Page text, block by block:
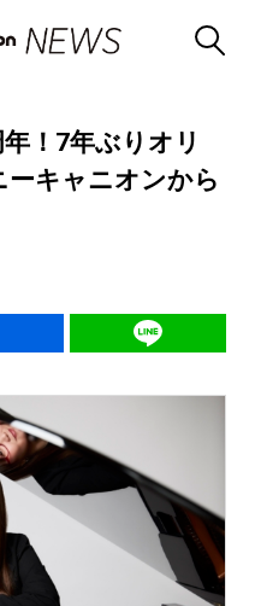
！7年ぶりオリ
キャニオンから